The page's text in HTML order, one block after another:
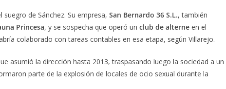
de Sánchez. Su empresa, San Bernardo 36 S.L., también
Princesa, y se sospecha que operó un club de alterne en el
colaborado con tareas contables en esa etapa, según Villarejo.
asumió la dirección hasta 2013, traspasando luego la sociedad a un
parte de la explosión de locales de ocio sexual durante la